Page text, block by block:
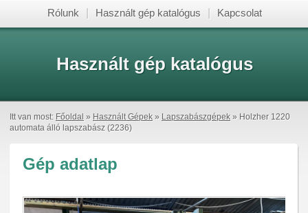
Rólunk Használt gép katalógus Kapcsolat
Használt gép katalógus
Itt van most: Főoldal » Használt Gépek » Lapszabászgépek » Holzher 1220
automata álló lapszabász (2236)
Gép adatlap